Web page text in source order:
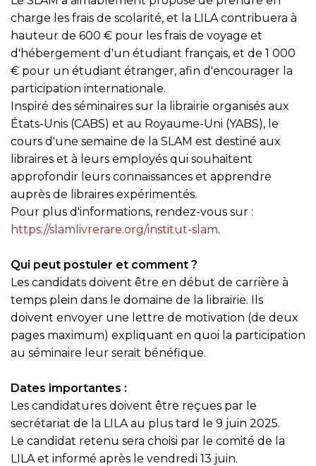
charge les frais de scolarité, et la LILA contribuera à
hauteur de 600 € pour les frais de voyage et
d'hébergement d'un étudiant français, et de 1 000
€ pour un étudiant étranger, afin d'encourager la
participation internationale.
Inspiré des séminaires sur la librairie organisés aux
États-Unis (CABS) et au Royaume-Uni (YABS), le
cours d'une semaine de la SLAM est destiné aux
libraires et à leurs employés qui souhaitent
approfondir leurs connaissances et apprendre
auprès de libraires expérimentés.
Pour plus d'informations, rendez-vous sur :
https://slamlivrerare.org/institut-slam.
Qui peut postuler et comment ?
Les candidats doivent être en début de carrière à
temps plein dans le domaine de la librairie. Ils
doivent envoyer une lettre de motivation (de deux
pages maximum) expliquant en quoi la participation
au séminaire leur serait bénéfique.
Dates importantes :
Les candidatures doivent être reçues par le
secrétariat de la LILA au plus tard le 9 juin 2025.
Le candidat retenu sera choisi par le comité de la
LILA et informé après le vendredi 13 juin.